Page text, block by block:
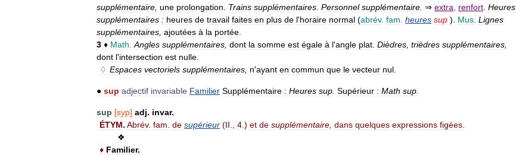
supplémentaire une prolongation Trains supplémentaires Personnel supplémentaire ⇒ extra renfort Heures
supplémentaires : heures de travail faites en plus de l'horaire normal (abrév. fam heures sup ). Mus Lignes
supplémentaires ajoutées à la portée
3 ♦ Math Angles supplémentaires dont la somme est égale à l'angle plat Dièdres trièdres supplémentaires
dont l'intersection est nulle
♢ Espaces vectoriels supplémentaires n'ayant en commun que le vecteur nul
● sup adjectif invariable Familier Supplémentaire : Heures sup Supérieur : Math sup
sup [syp] adj. invar.
ÉTYM. Abrév. fam de supérieur (II 4 .) et de supplémentaire dans quelques expressions figées
❖
♦ Familier.